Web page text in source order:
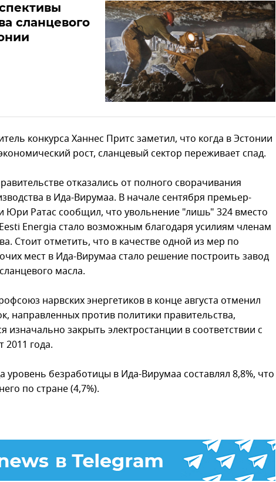
сланцевого
конкурса Ханнес Притс заметил, что когда в Эстонии
рост, сланцевый сектор переживает спад.
отказались от полного сворачивания
в Ида-Вирумаа. В начале сентября премьер-
Юри Ратас сообщил, что увольнение "лишь" 324 вместо
Energia стало возможным благодаря усилиям членам
Стоит отметить, что в качестве одной из мер по
мест в Ида-Вирумаа стало решение построить завод
масла.
нарвских энергетиков в конце августа отменил
направленных против политики правительства,
изначально закрыть электростанции в соответствии с
2011 года.
уровень безработицы в Ида-Вирумаа составлял 8,8%, что
по стране (4,7%).